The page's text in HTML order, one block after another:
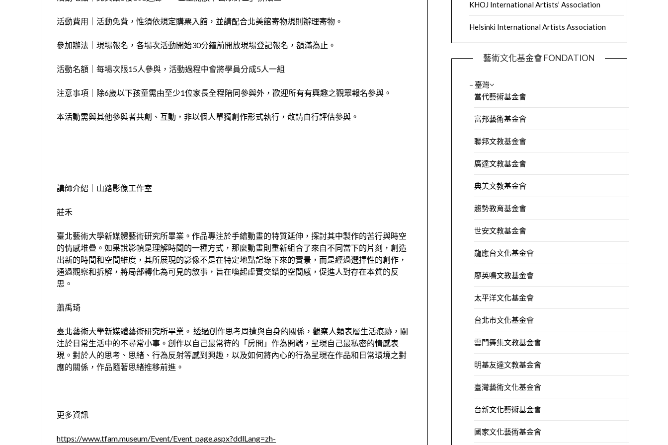
活動費用｜活動免費，惟須依規定購票入館，並請配合北美館寄物規則辦理寄物。
參加辦法｜現場報名，各場次活動開始30分鐘前開放現場登記報名，額滿為止。
活動名額｜每場次限15人參與，活動過程中會將學員分成5人一組
注意事項｜除6歲以下孩童需由至少1位家長全程陪同參與外，歡迎所有有興趣之觀眾報名參與。
本活動需與其他參與者共創、互動，非以個人單獨創作形式執行，敬請自行評估參與。
講師介紹｜山路影像工作室
莊禾
臺北藝術大學新媒體藝術研究所畢業。作品專注於手繪動畫的特質延伸，探討其中製作的苦行與時空
的情感堆疊。如果說影幀是理解時間的一種方式，那麼動畫則重新組合了來自不同當下的片刻，創造
出新的時間和空間維度，其所展現的影像不是在特定地點記錄下來的實景，而是經過選擇性的創作，
通過觀察和拆解，將局部轉化為可見的敘事，旨在喚起虛實交錯的空間感，促進人對存在本質的反
思。
蕭禹琦
臺北藝術大學新媒體藝術研究所畢業。 透過創作思考周遭與自身的關係，觀察人類表層生活痕跡，關
注於日常生活中的不尋常小事。創作以自己最常待的「房間」作為開端，呈現自己最私密的情感表
現。對於人的思考、思緒、行為反射等感到興趣，以及如何將內心的行為呈現在作品和日常環境之對
應的關係，作品隨著思緒推移前進。
更多資訊
https://www.tfam.museum/Event/Event_page.aspx?ddlLang=zh-
KHOJ International Artists’ Association
Helsinki International Artists Association
藝術文化基金會 FONDATION
– 臺灣
當代藝術基金會
富邦藝術基金會
聯邦文教基金會
廣達文教基金會
典美文教基金會
趨勢教育基金會
世安文教基金會
龍應台文化基金會
廖英鳴文教基金會
太平洋文化基金會
台北市文化基金會
雲門舞集文教基金會
明基友達文教基金會
臺灣藝術文化基金會
台新文化藝術基金會
國家文化藝術基金會